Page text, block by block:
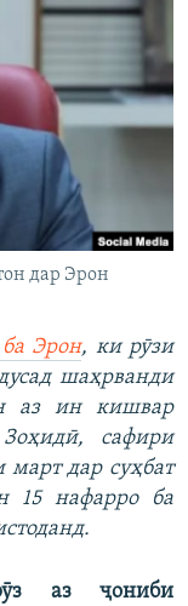
дар Эрон
Эрон, ки рӯзи
шаҳрванди
аз ин кишвар
сафири
дар суҳбат
15 нафарро ба
аз ҷониби